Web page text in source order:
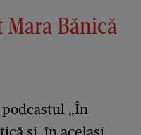
Bănică
„În
și, în același